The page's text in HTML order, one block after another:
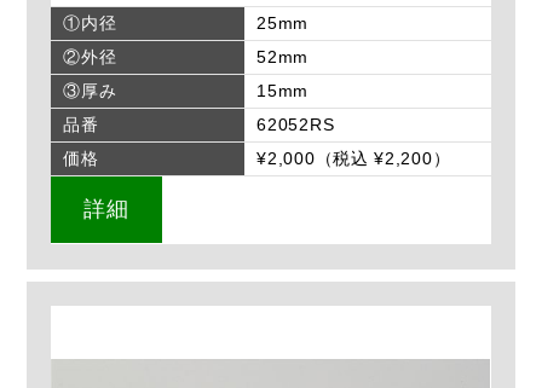
①内径
25mm
②外径
52mm
③厚み
15mm
品番
62052RS
価格
¥2,000（税込 ¥2,200）
詳細